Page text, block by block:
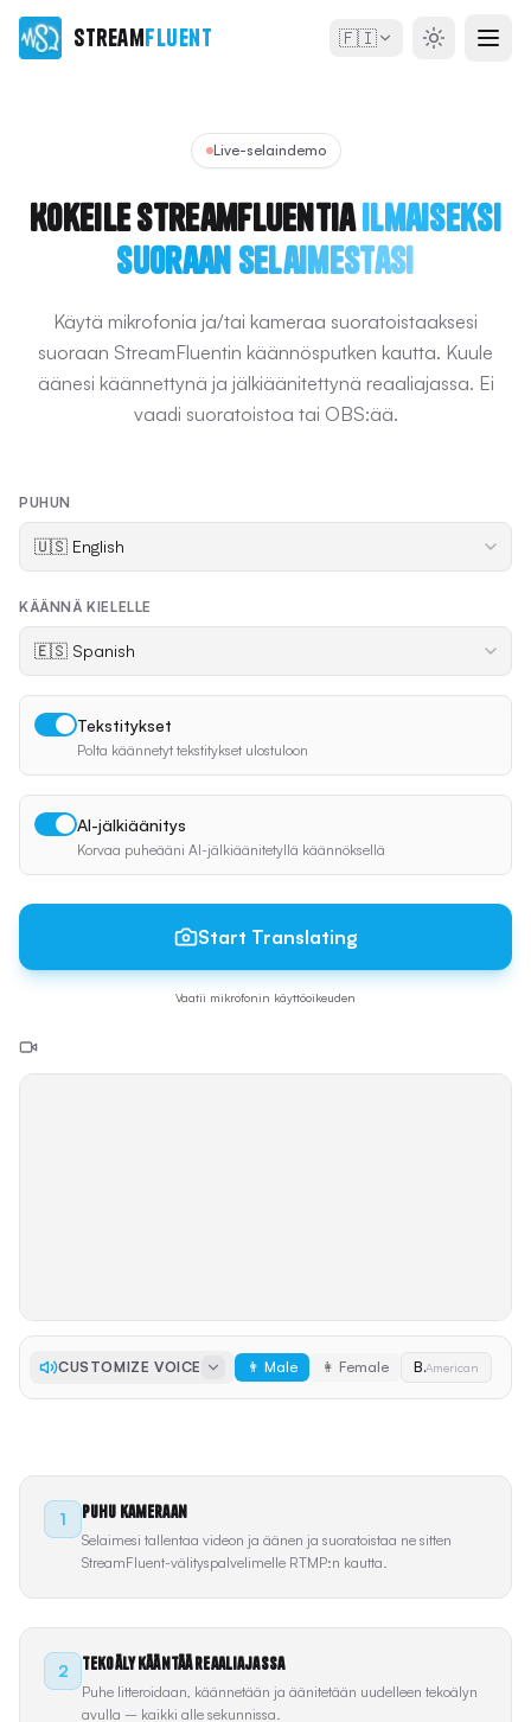
StreamFluent 🇫🇮
Live-selaindemo
Kokeile StreamFluentiailmaiseksi
suoraan selaimestasi
Käytä mikrofonia ja/tai kameraa suoratoistaaksesi
suoraan StreamFluentin käännösputken kautta. Kuule
äänesi käännettynä ja jälkiäänitettynä reaaliajassa. Ei
vaadi suoratoistoa tai OBS:ää.
PUHUN
KÄÄNNÄ KIELELLE
Tekstitykset
Polta käännetyt tekstitykset ulostuloon
AI-jälkiäänitys
Korvaa puheääni AI-jälkiäänitetyllä käännöksellä
Start Translating
Vaatii mikrofonin käyttöoikeuden
CUSTOMIZE VOICE 👨 Male 👩 Female Brian
American
1 Puhu kameraan
Selaimesi tallentaa videon ja äänen ja suoratoistaa ne sitten
StreamFluent-välityspalvelimelle RTMP:n kautta.
2 Tekoäly kääntää reaaliajassa
Puhe litteroidaan, käännetään ja äänitetään uudelleen tekoälyn
avulla – kaikki alle sekunnissa.